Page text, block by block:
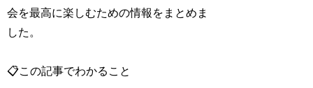
会を最高に楽しむための情報をまとめま
した。
📋この記事でわかること